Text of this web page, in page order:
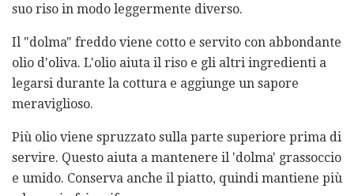
suo riso in modo leggermente diverso.
Il "dolma" freddo viene cotto e servito con abbondante
olio d'oliva. L'olio aiuta il riso e gli altri ingredienti a
legarsi durante la cottura e aggiunge un sapore
meraviglioso.
Più olio viene spruzzato sulla parte superiore prima di
servire. Questo aiuta a mantenere il 'dolma' grassoccio
e umido. Conserva anche il piatto, quindi mantiene più